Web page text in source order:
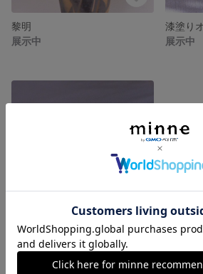
黎明
展示中
漆塗り
展示中
漆塗り蒔絵オカリナ
展示中